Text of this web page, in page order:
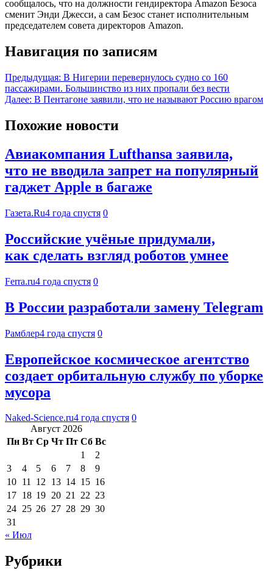
сообщалось, что на должности гендиректора Amazon Безоса
сменит Энди Джесси, а сам Безос станет исполнительным
председателем совета директоров Amazon.
Навигация по записям
Предыдущая: В Нигерии перевернулось судно со 160
пассажирами. Большинство из них пропали без вести
Далее: В Пентагоне заявили, что не называют Россию врагом
Похожие новости
Авиакомпания Lufthansa заявила,
что не вводила запрет на популярный
гаджет Apple в багаже
Газета.Ru4 года спустя 0
Российские учёные придумали,
как сделать взгляд роботов умнее
Ferra.ru4 года спустя 0
В России разработали замену Telegram
Рамблер4 года спустя 0
Европейское космическое агентство
создает орбитальную службу по уборке
мусора
Naked-Science.ru4 года спустя 0
Август 2026
Пн Вт Ср Чт Пт Сб Вс
1
2
3
4 5 6 7 8
9
10 11 12 13 14 15 16
17 18 19 20 21 22 23
24 25 26 27 28 29 30
31
« Июл
Рубрики